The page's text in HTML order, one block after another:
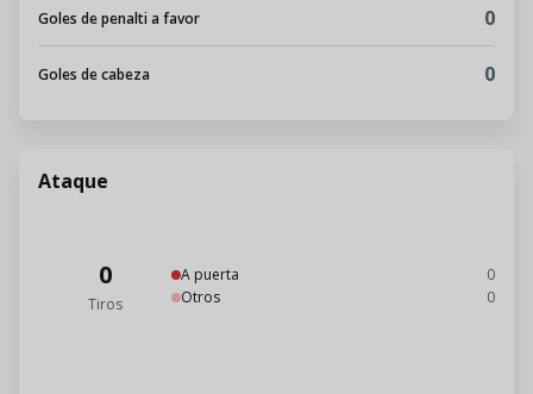
Goles de penalti a favor 0
Goles de cabeza 0
Ataque
0
Tiros
A puerta
0
Otros
0